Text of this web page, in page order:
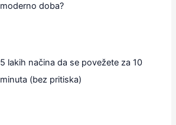
moderno doba?
5 lakih načina da se povežete za 10
minuta (bez pritiska)